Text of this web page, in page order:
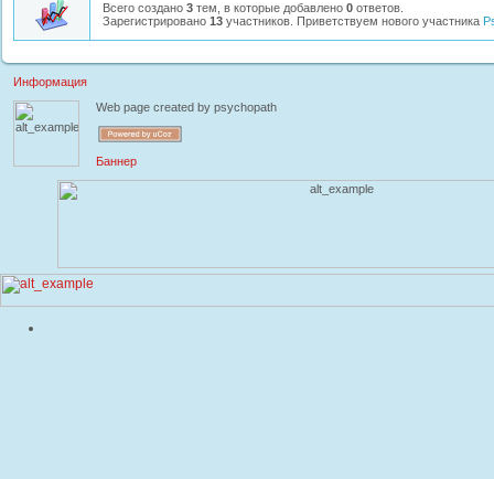
Всего создано 3 тем, в которые добавлено 0 ответов.
Зарегистрировано 13 участников. Приветствуем нового участника
Информация
Web page created by psychopath
Баннер